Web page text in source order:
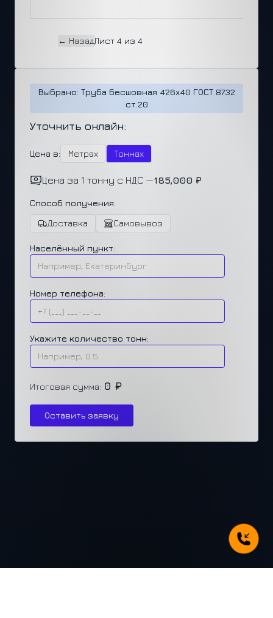
← НазадЛист 4 из 4
Выбрано: Труба бесшовная 426x40 ГОСТ 8732
ст.20
Уточнить онлайн:
Цена в: Метрах Тоннах
Цена за 1 тонну с НДС —185,000 ₽
Способ получения:
Доставка
Самовывоз
Населённый пункт:
Номер телефона:
Укажите количество тонн:
Итоговая сумма: 0 ₽
Оставить заявку